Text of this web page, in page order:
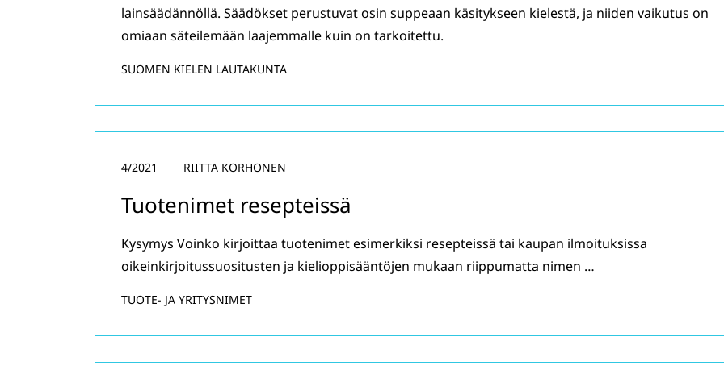
lainsäädännöllä. Säädökset perustuvat osin suppeaan käsitykseen kielestä, ja niiden vaikutus on
omiaan säteilemään laajemmalle kuin on tarkoitettu.
SUOMEN KIELEN LAUTAKUNTA
Tuotenimet resepteissä
4/2021 RIITTA KORHONEN
Kysymys Voinko kirjoittaa tuotenimet esimerkiksi resepteissä tai kaupan ilmoituksissa
oikeinkirjoitussuositusten ja kielioppisääntöjen mukaan riippumatta nimen …
TUOTE- JA YRITYSNIMET